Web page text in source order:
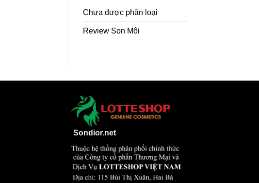
Chưa được phân loại
Review Son Môi
Sondior.net